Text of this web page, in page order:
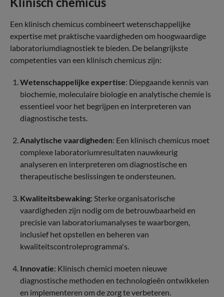
Een klinisch chemicus combineert wetenschappelijke
expertise met praktische vaardigheden om hoogwaardige
laboratoriumdiagnostiek te bieden. De belangrijkste
competenties van een klinisch chemicus zijn:
Wetenschappelijke expertise: Diepgaande kennis van
biochemie, moleculaire biologie en analytische chemie is
essentieel voor het begrijpen en interpreteren van
diagnostische tests.
Analytische vaardigheden: Een klinisch chemicus moet
complexe laboratoriumresultaten nauwkeurig
analyseren en interpreteren om diagnostische en
therapeutische beslissingen te ondersteunen.
Kwaliteitsbewaking: Sterke organisatorische
vaardigheden zijn nodig om de betrouwbaarheid en
precisie van laboratoriumanalyses te waarborgen,
inclusief het opstellen en beheren van
kwaliteitscontroleprogramma's.
Innovatie: Klinisch chemici moeten nieuwe
diagnostische methoden en technologieën ontwikkelen
en implementeren om de zorg te verbeteren.